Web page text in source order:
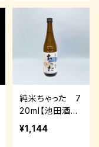
純米ちゃった 7
20ml【池田酒
造】
¥1,144